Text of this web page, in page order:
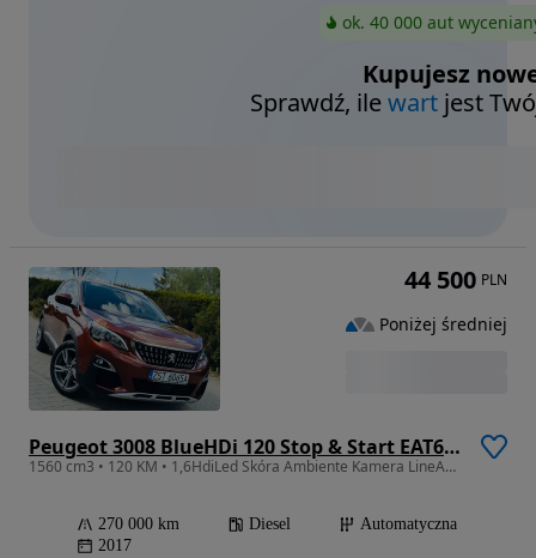
ok. 40 000 aut
Kupujesz
Sprawdź, ilewart jest
Peugeot 3008 BlueHDi 120 Stop & Start EAT6 Allure
1560 cm3 • 120 KM • 1,6HdiLed Skóra Ambiente Kamera LineAssist Blis Alu18 Serwis Gwarancja
270 000 km Diesel
Automatyczna
2017
44 500 PLN
Poniżej średniej